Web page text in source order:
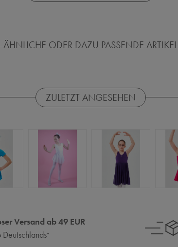
ÄHNLICHE ODER DAZU PASSENDE ARTIKEL
ZULETZT ANGESEHEN
Versand ab 49 EUR
*